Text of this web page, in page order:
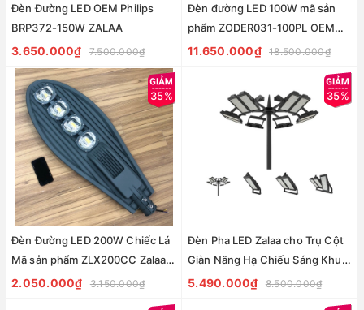
Đèn Đường LED OEM Philips
BRP372-150W ZALAA
3.650.000₫ 7.500.000₫
Đèn đường LED 100W mã sản
phẩm ZODER031-100PL OEM
Philips Bridgelux Osram ZALAA
11.650.000₫ 18.500.000₫
35%
Đèn Đường LED 200W Chiếc Lá
Mã sản phẩm ZLX200CC Zalaa -
Bảo hành 2 năm
2.050.000₫ 3.150.000₫
35%
Đèn Pha LED Zalaa cho Trụ Cột
Giàn Nâng Hạ Chiếu Sáng Khu
Trung Tâm Bến bãi Ga Tàu
5.490.000₫ 8.500.000₫